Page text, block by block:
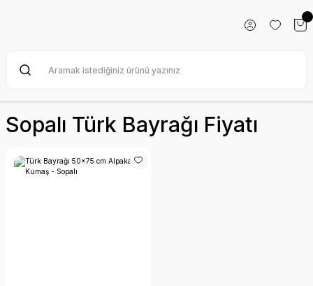
Sopalı Türk Bayrağı Fiyatı